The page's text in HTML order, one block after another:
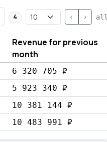
4 < > all
Revenue for previous
month
6 320 705 ₽
5 923 340 ₽
10 381 144 ₽
10 483 991 ₽